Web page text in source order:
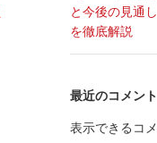
と今後の見通
を徹底解説
最近のコメント
表示できるコ